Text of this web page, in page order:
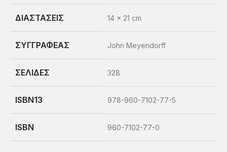
ΔΙΑΣΤΑΣΕΙΣ 14 × 21 cm
ΣΥΓΓΡΑΦΕΑΣ John Meyendorff
ΣΕΛΙΔΕΣ 328
ISBN13 978-960-7102-77-5
ISBN 960-7102-77-0